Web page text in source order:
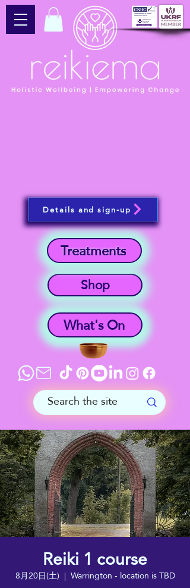
What's On
Shop
Treatments
Details and sign-up
Reiki 1 course
8月20日(土)
  |
Warrington - location is TBD